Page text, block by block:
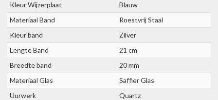
Kleur Wijzerplaat
Blauw
Materiaal Band
Roestvrij Staal
Kleur band
Zilver
Lengte Band
21 cm
Breedte band
20 mm
Materiaal Glas
Saffier Glas
Uurwerk
Quartz